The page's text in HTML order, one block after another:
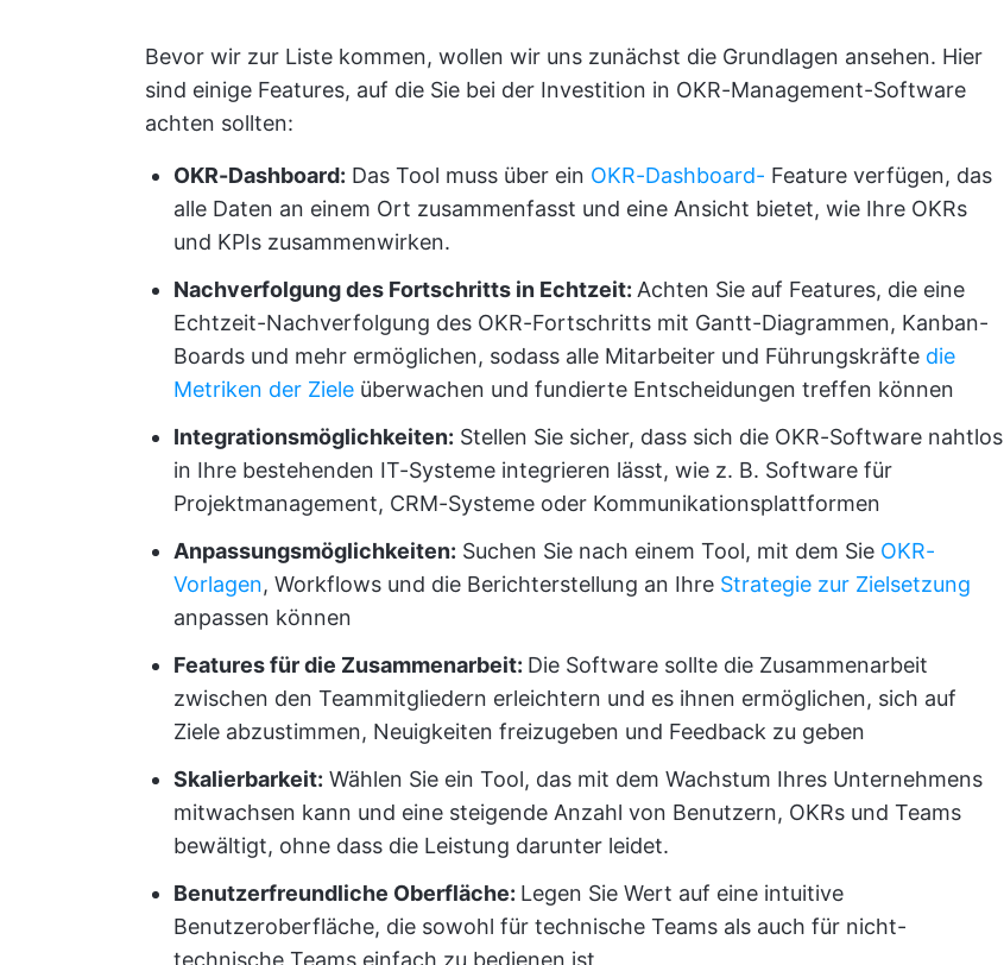
Bevor wir zur Liste kommen, wollen wir uns zunächst die Grundlagen ansehen. Hier
sind einige Features, auf die Sie bei der Investition in OKR-Management-Software
achten sollten:
OKR-Dashboard: Das Tool muss über ein OKR-Dashboard- Feature verfügen, das
alle Daten an einem Ort zusammenfasst und eine Ansicht bietet, wie Ihre OKRs
und KPIs zusammenwirken.
Nachverfolgung des Fortschritts in Echtzeit: Achten Sie auf Features, die eine
Echtzeit-Nachverfolgung des OKR-Fortschritts mit Gantt-Diagrammen, Kanban-
Boards und mehr ermöglichen, sodass alle Mitarbeiter und Führungskräfte die
Metriken der Ziele überwachen und fundierte Entscheidungen treffen können
Integrationsmöglichkeiten: Stellen Sie sicher, dass sich die OKR-Software nahtlos
in Ihre bestehenden IT-Systeme integrieren lässt, wie z. B. Software für
Projektmanagement, CRM-Systeme oder Kommunikationsplattformen
Anpassungsmöglichkeiten: Suchen Sie nach einem Tool, mit dem Sie OKR-
Vorlagen, Workflows und die Berichterstellung an Ihre Strategie zur Zielsetzung
anpassen können
Features für die Zusammenarbeit: Die Software sollte die Zusammenarbeit
zwischen den Teammitgliedern erleichtern und es ihnen ermöglichen, sich auf
Ziele abzustimmen, Neuigkeiten freizugeben und Feedback zu geben
Skalierbarkeit: Wählen Sie ein Tool, das mit dem Wachstum Ihres Unternehmens
mitwachsen kann und eine steigende Anzahl von Benutzern, OKRs und Teams
bewältigt, ohne dass die Leistung darunter leidet.
Benutzerfreundliche Oberfläche: Legen Sie Wert auf eine intuitive
Benutzeroberfläche, die sowohl für technische Teams als auch für nicht-
technische Teams einfach zu bedienen ist